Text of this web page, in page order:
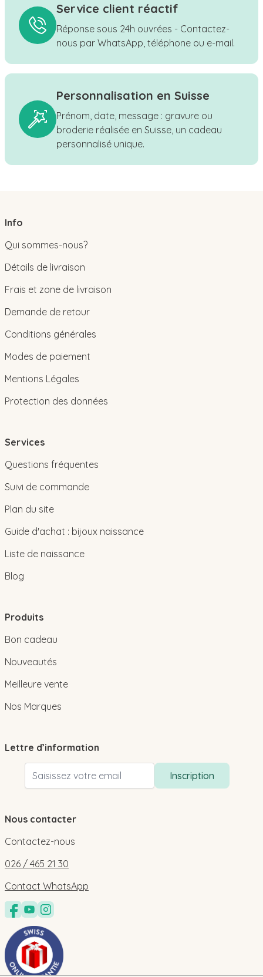
Service client réactif
Réponse sous 24h ouvrées - Contactez-
nous par WhatsApp, téléphone ou e-mail.
Personnalisation en Suisse
Prénom, date, message : gravure ou
broderie réalisée en Suisse, un cadeau
personnalisé unique.
Info
Qui sommes-nous?
Détails de livraison
Frais et zone de livraison
Demande de retour
Conditions générales
Modes de paiement
Mentions Légales
Protection des données
Services
Questions fréquentes
Suivi de commande
Plan du site
Guide d'achat : bijoux naissance
Liste de naissance
Blog
Produits
Bon cadeau
Nouveautés
Meilleure vente
Nos Marques
Lettre d’information
Adresse email
Inscription
Nous contacter
Contactez-nous
026 / 465 21 30
Contact WhatsApp